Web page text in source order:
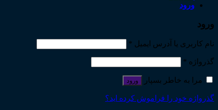
ورود
ورود
نام کاربری یا آدرس ایمیل *
گذرواژه *
مرا به خاطر بسپار ورود
گذرواژه خود را فراموش کرده اید؟